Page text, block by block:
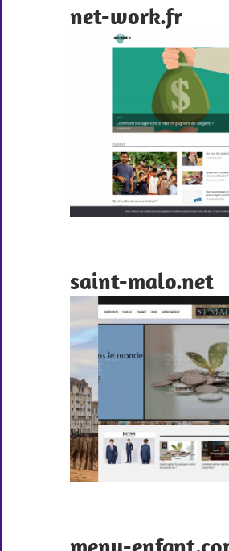
net-work.fr
saint-malo.net